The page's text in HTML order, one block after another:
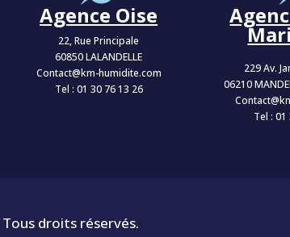
Agence Oise
22, Rue Principale
60850 LALANDELLE
Contact@km-humidite.com
Tel : 01 30 76 13 26
229 Av.
06210
Tel : 01
droits réservés.